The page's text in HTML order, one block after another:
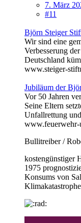
7. März
#11
Björn Steiger
Wir sind eine
Verbesserung
Deutschland
www.steiger-
Jubiläum der
Vor 50 Jahren
Seine Eltern
Unfallrettung
www.feuerwehr-
Bullitreiber /
kostengünstiger
1975
Konsums von
Klimakatastrophe